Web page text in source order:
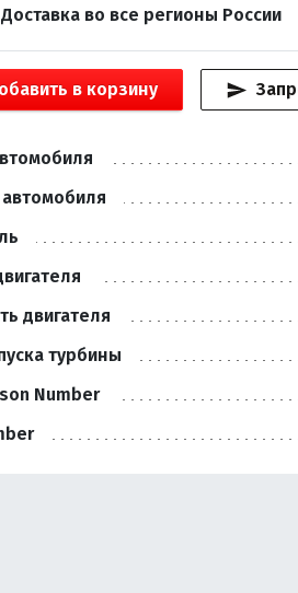
Доставка во все регионы России
в корзину
двигателя
турбины
Number